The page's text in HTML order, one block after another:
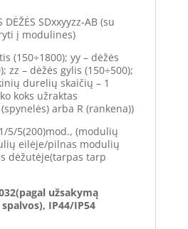
DĖŽĖS SDxxyyzz-AB (su
į modulines)
(150÷1800); yy – dėžės
zz – dėžės gylis (150÷500);
durelių skaičių – 1
koks užraktas
arba R (rankena))
5/5(200)mod., (modulių
eilėje/pilnas modulių
dėžutėje(tarpas tarp
užsakymą
IP44/IP54